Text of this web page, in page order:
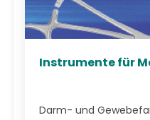
Instrumente für
Darm- und